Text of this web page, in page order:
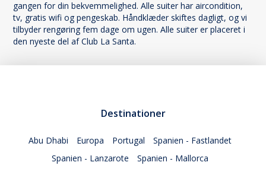
gangen for din bekvemmelighed. Alle suiter har aircondition,
tv, gratis wifi og pengeskab. Håndklæder skiftes dagligt, og vi
tilbyder rengøring fem dage om ugen. Alle suiter er placeret i
den nyeste del af Club La Santa.
Destinationer
Abu Dhabi Europa Portugal
Spanien - Fastlandet
Spanien - Lanzarote
Spanien - Mallorca